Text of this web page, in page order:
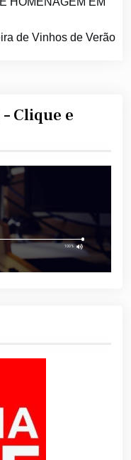
de Vinhos de Verão
Clique e